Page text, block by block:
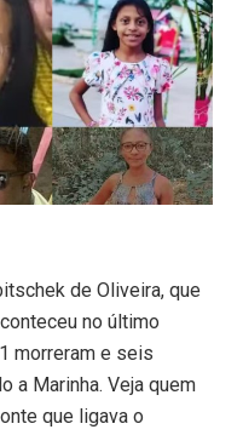
de Oliveira, que
no último
morreram e seis
a Marinha. Veja quem
que ligava o